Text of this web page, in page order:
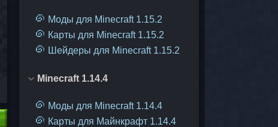
Моды для Minecraft 1.15.2
Карты для Minecraft 1.15.2
Шейдеры для Minecraft 1.15.2
Minecraft 1.14.4
Моды для Minecraft 1.14.4
Карты для Майнкрафт 1.14.4